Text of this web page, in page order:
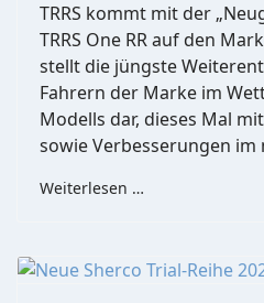
TRRS kommt mit der
TRRS One RR auf den
stellt die jüngste
Fahrern der Marke im
Modells dar, dieses Mal
sowie Verbesserungen im
Weiterlesen …